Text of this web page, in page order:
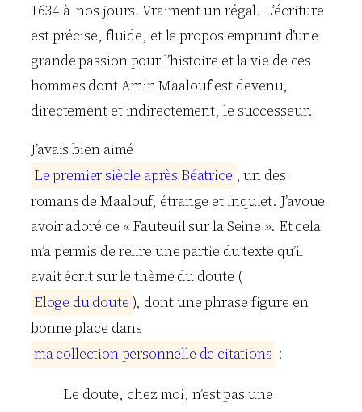
1634 à nos jours. Vraiment un régal. L’écriture
est précise, fluide, et le propos emprunt d’une
grande passion pour l’histoire et la vie de ces
hommes dont Amin Maalouf est devenu,
directement et indirectement, le successeur.
J’avais bien aimé
Lepremier siècle après Béatrice , un des
romans de Maalouf, étrange et inquiet. J’avoue
avoir adoré ce « Fauteuil sur la Seine ». Et cela
m’a permis de relire une partie du texte qu’il
avait écrit sur le thème du doute (
Eloge dudoute ), dont une phrase figure en
bonne place dans
macollectionpersonnelle de citations :
Le doute, chez moi, n’est pas une